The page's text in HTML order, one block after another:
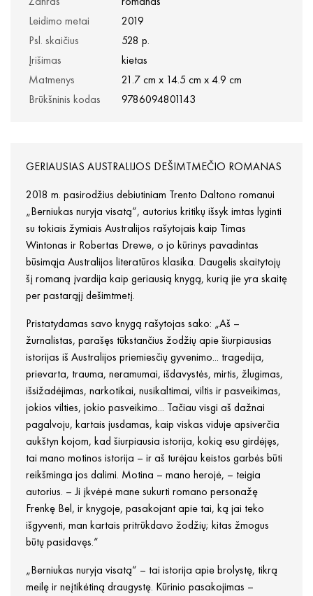
Leidimo metai
2019
Psl. skaičius
528 p.
Įrišimas
kietas
Matmenys
21.7 cm x 14.5 cm x 4.9 cm
Brūkšninis kodas
9786094801143
GERIAUSIAS AUSTRALIJOS DEŠIMTMEČIO ROMANAS
2018 m. pasirodžius debiutiniam Trento Daltono romanui
„Berniukas nuryja visatą“, autorius kritikų išsyk imtas lyginti
su tokiais žymiais Australijos rašytojais kaip Timas
Wintonas ir Robertas Drewe, o jo kūrinys pavadintas
būsimąja Australijos literatūros klasika. Daugelis skaitytojų
šį romaną įvardija kaip geriausią knygą, kurią jie yra skaitę
per pastarąjį dešimtmetį.
Pristatydamas savo knygą rašytojas sako: „Aš –
žurnalistas, parašęs tūkstančius žodžių apie šiurpiausias
istorijas iš Australijos priemiesčių gyvenimo... tragedija,
prievarta, trauma, neramumai, išdavystės, mirtis, žlugimas,
išsižadėjimas, narkotikai, nusikaltimai, viltis ir pasveikimas,
jokios vilties, jokio pasveikimo... Tačiau visgi aš dažnai
pagalvoju, kartais jusdamas, kaip viskas viduje apsiverčia
aukštyn kojom, kad šiurpiausia istorija, kokią esu girdėjęs,
tai mano motinos istorija – ir aš turėjau keistos garbės būti
reikšminga jos dalimi. Motina – mano herojė, – teigia
autorius. – Ji įkvėpė mane sukurti romano personažę
Frenkę Bel, ir knygoje, pasakojant apie tai, ką jai teko
išgyventi, man kartais pritrūkdavo žodžių; kitas žmogus
būtų pasidavęs.“
„Berniukas nuryja visatą“ – tai istorija apie brolystę, tikrą
meilę ir neįtikėtiną draugystę. Kūrinio pasakojimas –